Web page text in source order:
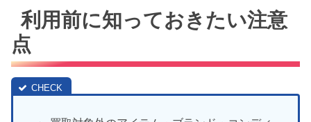
利用前に知っておきたい注意
点